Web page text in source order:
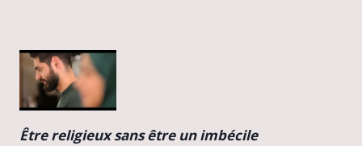
Être religieux sans être un imbécile